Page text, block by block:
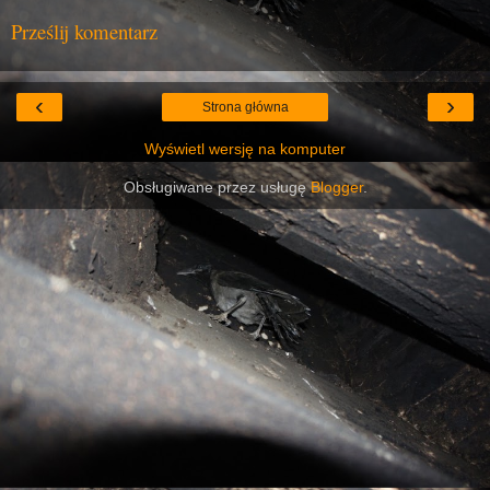
Prześlij komentarz
‹ ›
Strona główna
Wyświetl wersję na komputer
Obsługiwane przez usługęBlogger.